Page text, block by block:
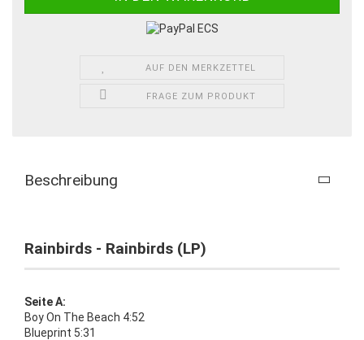
AUF DEN MERKZETTEL
FRAGE ZUM PRODUKT
Beschreibung
Rainbirds - Rainbirds (LP)
Seite A:
Boy On The Beach 4:52
Blueprint 5:31